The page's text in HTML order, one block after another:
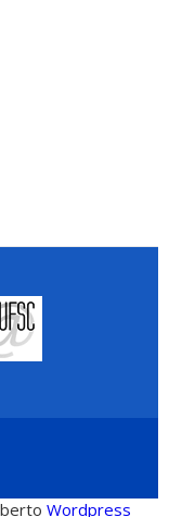
Wordpress